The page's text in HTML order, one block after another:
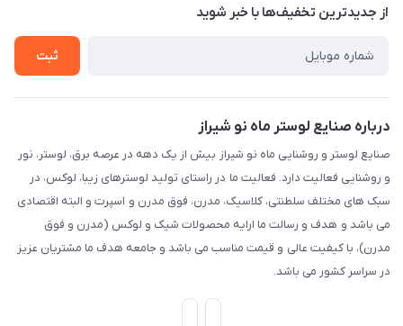
تماس با ما
راهنما
از جدید‌ترین تخفیف‌ها با‌ خبر شوید
ثبت
درباره صنایع لوستر ماه نو شیراز
صنایع لوستر و روشنایی ماه نو شیراز بیش از یک دهه در عرصه برق، لوستر، نور
و روشنایی فعالیت دارد. فعالیت ما در راستای تولید لوسترهای زیبا، لوکس، در
سبک های مختلف سلطنتی، کلاسیک، مدرن، فوق مدرن و اسپرت و البته اقتصادی
می باشد و هدف و رسالت ما ارایه محصولات شیک و لوکس (مدرن و فوق
مدرن)، با کیفیت عالی و قیمت مناسب می باشد و جامعه هدف ما مشتریان عزیز
در سراسر کشور می باشد.